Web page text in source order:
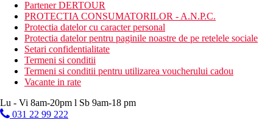
Camera dubla, Deluxe, vedere spre mare:
uscator de par, toaleta, aer conditionat, telefon, TV/sat., seif, set
de cafea si ceai, Nespresso, mini-bar, cos cu fructe si sticla de
apa la sosire, balcon sau terasa, bloc doar pentru adulti, mai
spatios.
Camera dubla, Deluxe, vedere la mare:
Camera dubla, Deluxe, vedere directa la mare:vedere
directa la mare.
Divertisment
Partener DERTOUR
PROTECTIA CONSUMATORILOR - A.N.P.C.
Protectia datelor cu caracter personal
Protectia datelor pentru paginile noastre de pe retelele sociale
Setari confidentialitate
Termeni si conditii
Termeni si conditii pentru utilizarea voucherului cadou
Vacante in rate
Lu - Vi 8am-20pm l Sb 9am-18 pm
031 22 99 222